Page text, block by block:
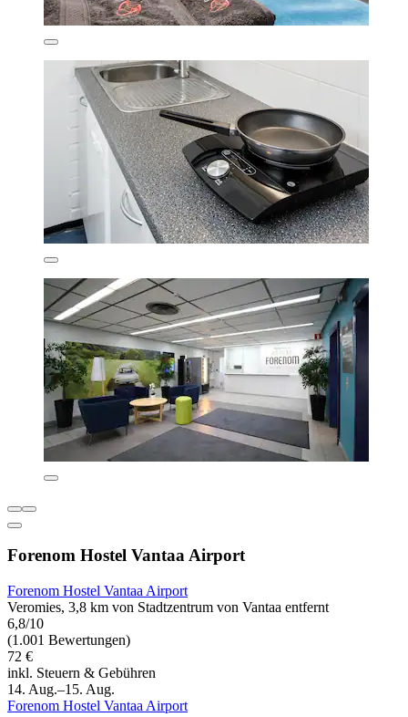
Forenom Hostel Vantaa Airport
Forenom Hostel Vantaa Airport
Veromies, 3,8 km von Stadtzentrum von Vantaa entfernt
6,8/10
(1.001 Bewertungen)
72 €
inkl. Steuern & Gebühren
14. Aug.–15. Aug.
Forenom Hostel Vantaa Airport